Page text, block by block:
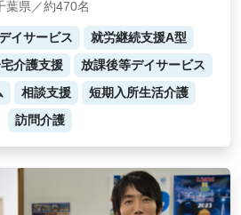
葉県／約470名
イサービス
就労継続支援A型
宅介護支援
放課後等デイサービス
相談支援
短期入所生活介護
訪問介護